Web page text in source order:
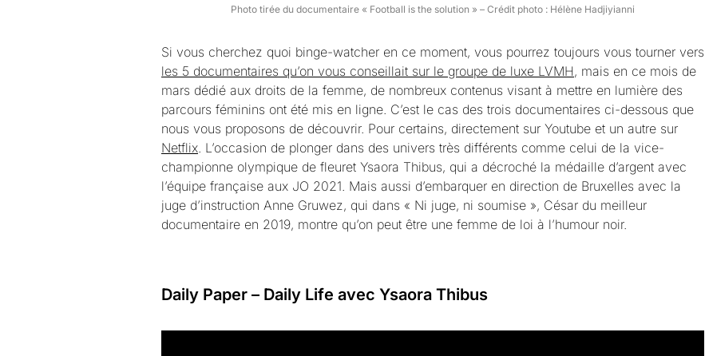
Photo tirée du documentaire « Football is the solution » – Crédit photo : Hélène Hadjiyianni
Si vous cherchez quoi binge-watcher en ce moment, vous pourrez toujours vous tourner vers
les 5 documentaires qu’on vous conseillait sur le groupe de luxe LVMH, mais en ce mois de
mars dédié aux droits de la femme, de nombreux contenus visant à mettre en lumière des
parcours féminins ont été mis en ligne. C’est le cas des trois documentaires ci-dessous que
nous vous proposons de découvrir. Pour certains, directement sur Youtube et un autre sur
Netflix . L’occasion de plonger dans des univers très différents comme celui de la vice-
championne olympique de fleuret Ysaora Thibus, qui a décroché la médaille d’argent avec
l’équipe française aux JO 2021. Mais aussi d’embarquer en direction de Bruxelles avec la
juge d’instruction Anne Gruwez, qui dans « Ni juge, ni soumise », César du meilleur
documentaire en 2019, montre qu’on peut être une femme de loi à l’humour noir.
Daily Paper – Daily Life avec Ysaora Thibus